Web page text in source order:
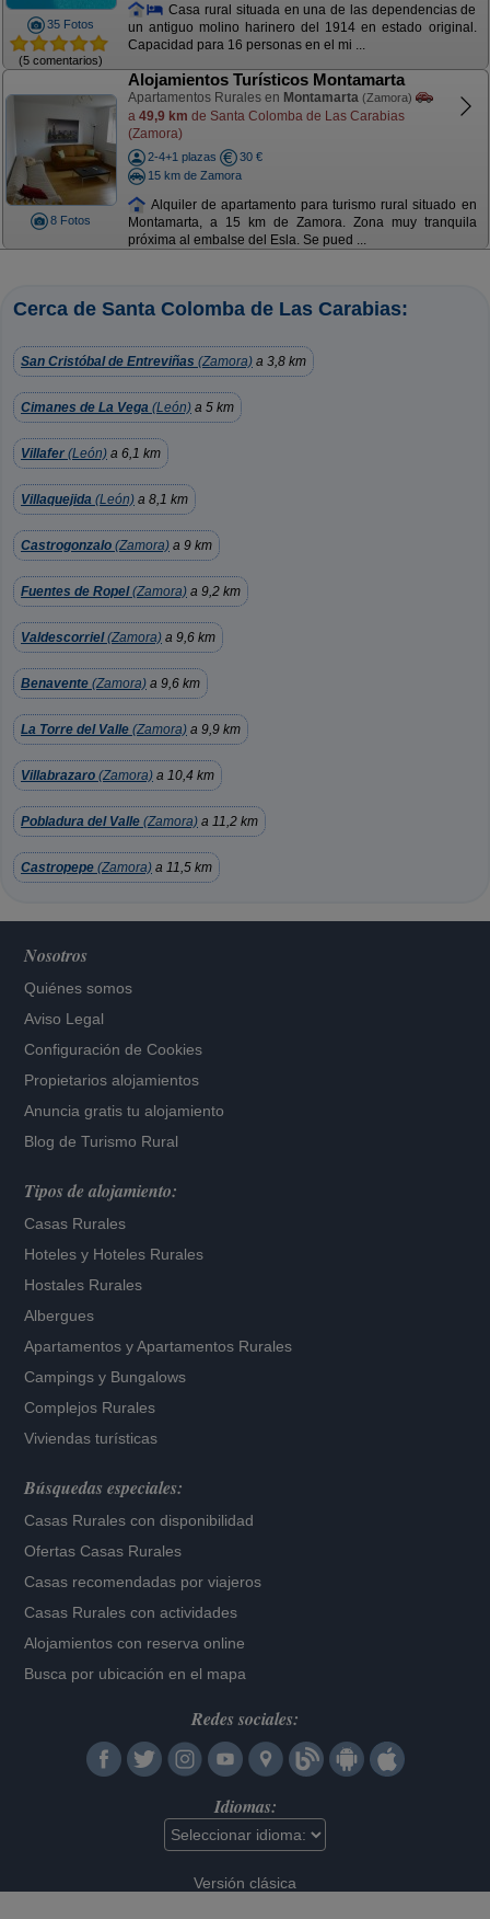
35 Fotos
(5 comentarios)
Casa rural situada en una de las dependencias de
un antiguo molino harinero del 1914 en estado original.
Capacidad para 16 personas en el mi ...
8 Fotos
Alojamientos Turísticos Montamarta
Apartamentos Rurales en Montamarta (Zamora)
a 49,9 km de Santa Colomba de Las Carabias
(Zamora)
2-4+1 plazas
30 €
15 km de Zamora
Alquiler de apartamento para turismo rural situado en
Montamarta, a 15 km de Zamora. Zona muy tranquila
próxima al embalse del Esla. Se pued ...
Cerca de Santa Colomba de Las Carabias:
San Cristóbal de Entreviñas (Zamora) a 3,8 km
Cimanes de La Vega (León) a 5 km
Villafer (León) a 6,1 km
Villaquejida (León) a 8,1 km
Castrogonzalo (Zamora) a 9 km
Fuentes de Ropel(Zamora) a 9,2 km
Valdescorriel(Zamora) a 9,6 km
Benavente (Zamora) a 9,6 km
La Torre del Valle (Zamora) a 9,9 km
Villabrazaro (Zamora) a 10,4 km
Pobladura del Valle (Zamora) a 11,2 km
Castropepe (Zamora) a 11,5 km
Nosotros
Quiénes somos
Aviso Legal
Configuración de Cookies
Propietarios alojamientos
Anuncia gratis tu alojamiento
Blog de Turismo Rural
Tipos de alojamiento:
Casas Rurales
Hoteles y Hoteles Rurales
Hostales Rurales
Albergues
Apartamentos yApartamentos Rurales
Campings y Bungalows
Complejos Rurales
Viviendas turísticas
Búsquedas especiales:
Casas Rurales con disponibilidad
Ofertas Casas Rurales
Casas recomendadas por viajeros
Casas Rurales con actividades
Alojamientos con reserva online
Busca por ubicación en el mapa
Redes sociales:
Idiomas:
Versión clásica